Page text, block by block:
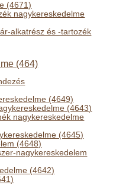
(4671)
nagykereskedelme
alkatrész és -tartozék
(464)
(4649)
(4643)
nagykereskedelme
(4645)
(4648)
nagykereskedelem
(4642)